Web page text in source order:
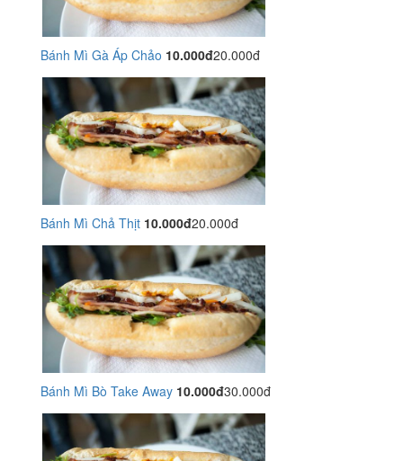
Bánh Mì Gà Áp Chảo 10.000đ20.000đ
Bánh Mì Chả Thịt 10.000đ20.000đ
Bánh Mì Bò Take Away 10.000đ30.000đ